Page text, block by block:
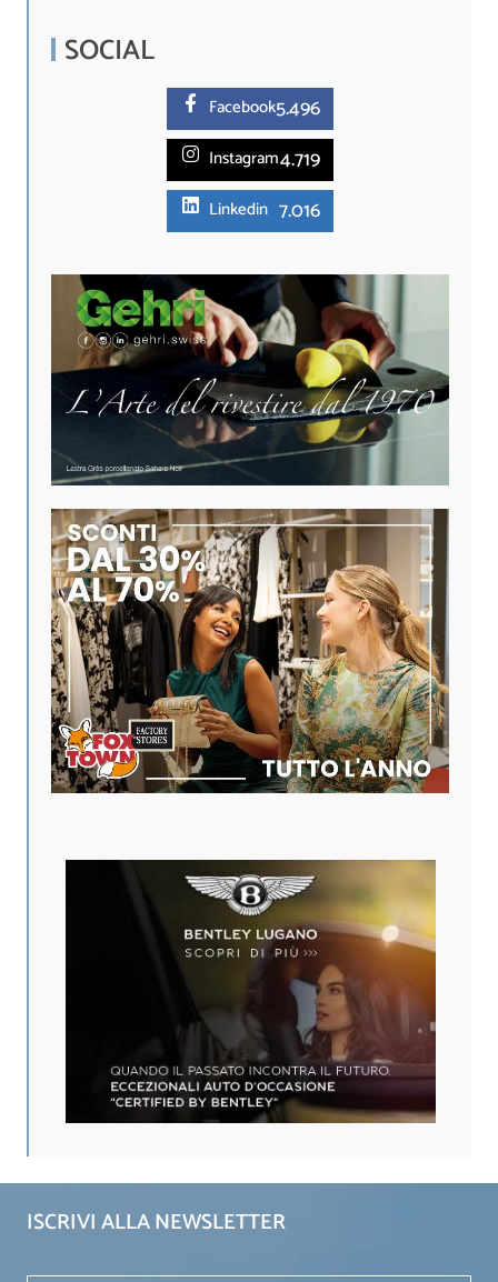
SOCIAL
Facebook5.496
Instagram4.719
Linkedin 7.016
ISCRIVI ALLA NEWSLETTER